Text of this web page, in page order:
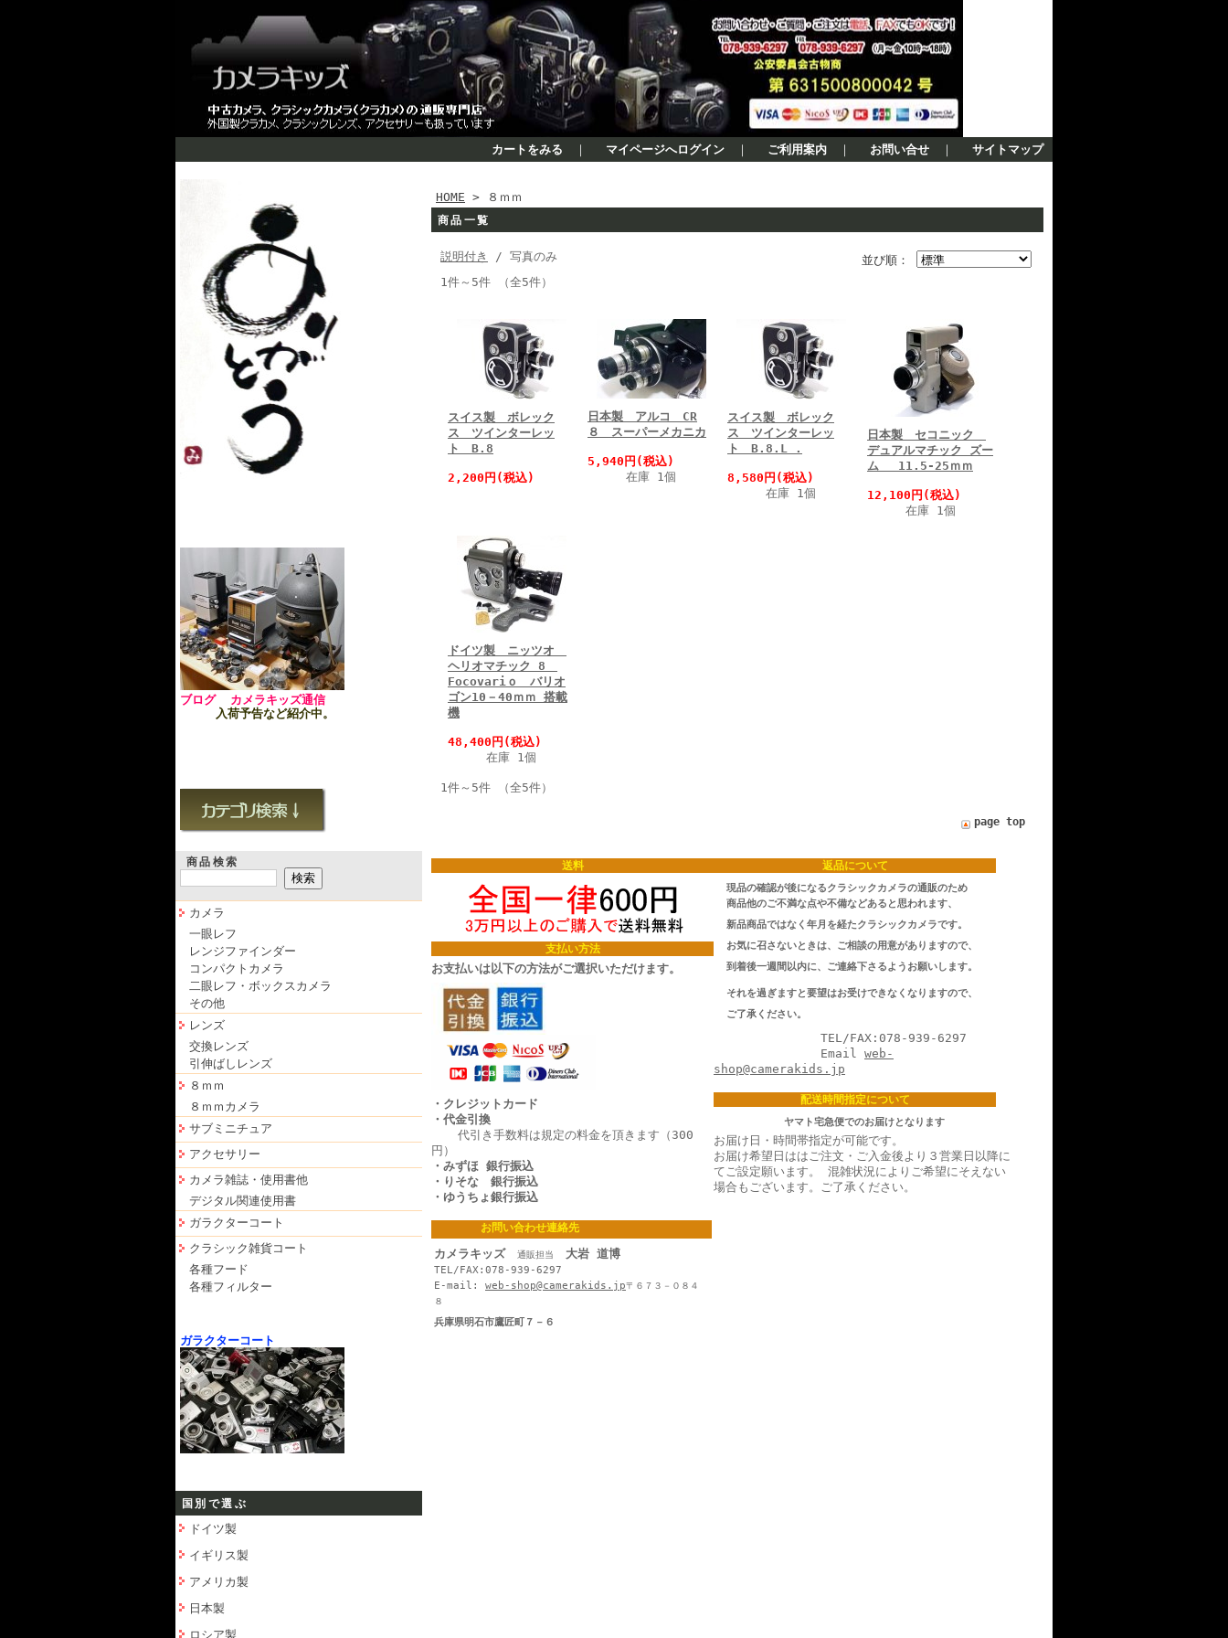
カートをみる ｜ マイページへログイン ｜ ご利用案内 ｜ お問い合せ ｜ サイトマップ
ブログ カメラキッズ通信
入荷予告など紹介中。
商品検索
カメラ
一眼レフ
レンジファインダー
コンパクトカメラ
二眼レフ・ボックスカメラ
その他
レンズ
交換レンズ
引伸ばしレンズ
８ｍｍ
８ｍｍカメラ
サブミニチュア
アクセサリー
カメラ雑誌・使用書他
デジタル関連使用書
ガラクターコート
クラシック雑貨コート
各種フード
各種フィルター
ガラクターコート
国別で選ぶ
ドイツ製
イギリス製
アメリカ製
日本製
ロシア製
HOME > ８ｍｍ
商品一覧
並び順：
説明付き
/ 写真のみ
1件～5件 （全5件）
スイス製 ボレック
ス ツインターレッ
ト B.8
2,200円(税込)
日本製 アルコ CR
８ スーパーメカニカ
5,940円(税込)
在庫 1個
スイス製 ボレック
ス ツインターレッ
ト B.8.L .
8,580円(税込)
在庫 1個
日本製 セコニック
デュアルマチック ズー
ム 11.5-25ｍｍ
12,100円(税込)
在庫 1個
ドイツ製 ニッツオ
ヘリオマチック 8
Focovariｏ バリオ
ゴン10－40ｍｍ 搭載
機
48,400円(税込)
在庫 1個
1件～5件 （全5件）
page top
送料
支払い方法
お支払いは以下の方法がご選択いただけます。
・クレジットカード
・代金引換
代引き手数料は規定の料金を頂きます（300
円）
・みずほ 銀行振込
・りそな 銀行振込
・ゆうちょ銀行振込
お問い合わせ連絡先
カメラキッズ 通販担当 大岩 道博
TEL/FAX:078-939-6297
E-mail: web-shop@camerakids.jp〒６７３－０８４
８
兵庫県明石市鷹匠町７－６
返品について
現品の確認が後になるクラシックカメラの通販のため
商品他のご不満な点や不備などあると思われます、
新品商品ではなく年月を経たクラシックカメラです。
お気に召さないときは、ご相談の用意がありますので、
到着後一週間以内に、ご連絡下さるようお願いします。
それを過ぎますと要望はお受けできなくなりますので、
ご了承ください。
TEL/FAX:078-939-6297
Email web-
shop@camerakids.jp
配送時間指定について
ヤマト宅急便でのお届けとなります
お届け日・時間帯指定が可能です。
お届け希望日ははご注文・ご入金後より３営業日以降に
てご設定願います。 混雑状況によりご希望にそえない
場合もございます。ご了承ください。